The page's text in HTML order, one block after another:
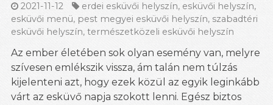
2021-11-12 erdei esküvői helyszín, esküvői helyszín,
esküvői menü, pest megyei esküvői helyszín, szabadtéri
esküvői helyszín, természetközeli esküvői helyszín
Az ember életében sok olyan esemény van, melyre
szívesen emlékszik vissza, ám talán nem túlzás
kijelenteni azt, hogy ezek közül az egyik leginkább
várt az esküvő napja szokott lenni. Egész biztos